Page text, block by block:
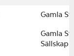
Gamla
Gamla
Sällskap